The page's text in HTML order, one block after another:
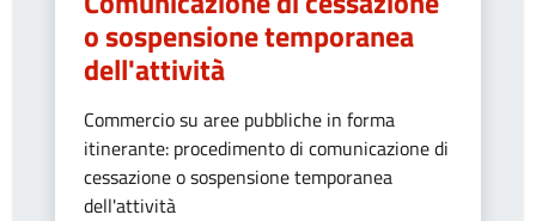
o sospensione temporanea
dell'attività
Commercio su aree pubbliche in forma
itinerante: procedimento di comunicazione di
cessazione o sospensione temporanea
dell'attività